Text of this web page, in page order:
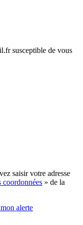
susceptible de vous
saisir votre adresse
coordonnées » de la
alerte